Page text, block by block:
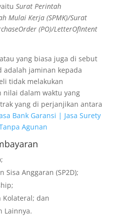
Surat Perintah
Mulai Kerja (SPMK)/Surat
(PO)/LetterOfIntent
yang biasa juga di sebut
adalah jaminan kepada
tidak melakukan
nilai dalam waktu yang
yang di perjanjikan antara
Bank Garansi | Jasa Surety
Agunan
Sisa Anggaran (SP2D);
Kolateral; dan
Lainnya.